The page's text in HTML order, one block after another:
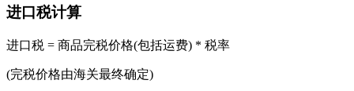
进口税计算
进口税 = 商品完税价格(包括运费) * 税率
(完税价格由海关最终确定)